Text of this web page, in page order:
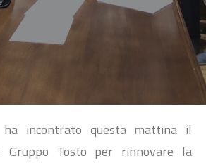
ha incontrato questa mattina il
Gruppo Tosto per rinnovare la